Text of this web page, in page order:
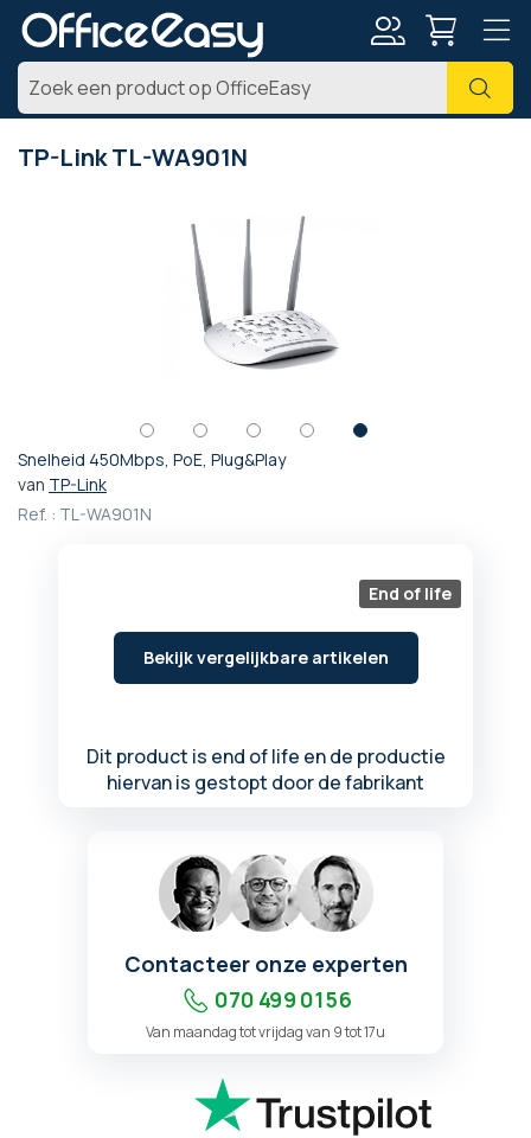
Zoek
TP-Link TL-WA901N
Snelheid 450Mbps, PoE, Plug&Play
van TP-Link
Ref. : TL-WA901N
End of life
Bekijk vergelijkbare artikelen
Dit product is end of life en de productie
hiervan is gestopt door de fabrikant
Ga
naar
het
Contacteer onze experten
070 499 01 56
Van maandag tot vrijdag van 9 tot 17u